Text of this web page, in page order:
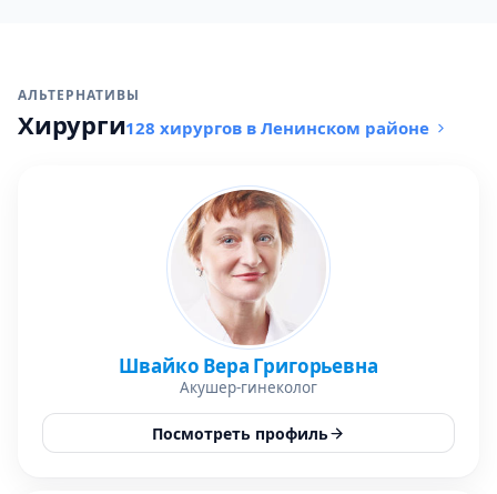
АЛЬТЕРНАТИВЫ
Хирурги128 хирургов в Ленинском районе
Швайко Вера Григорьевна
Акушер-гинеколог
Посмотреть профиль